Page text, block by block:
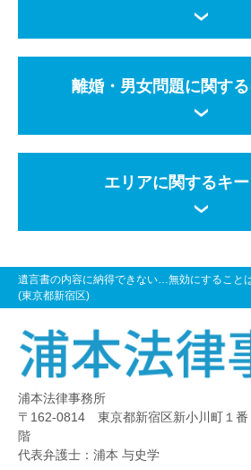
離婚・男女問題に関す
エリアに関するキ
遺言書の内容に納得できない…無効にすること
(東京都新宿区)
浦本法律事務所
〒162-0814 東京都新宿区新小川町１
階
代表弁護士：浦本 与史学